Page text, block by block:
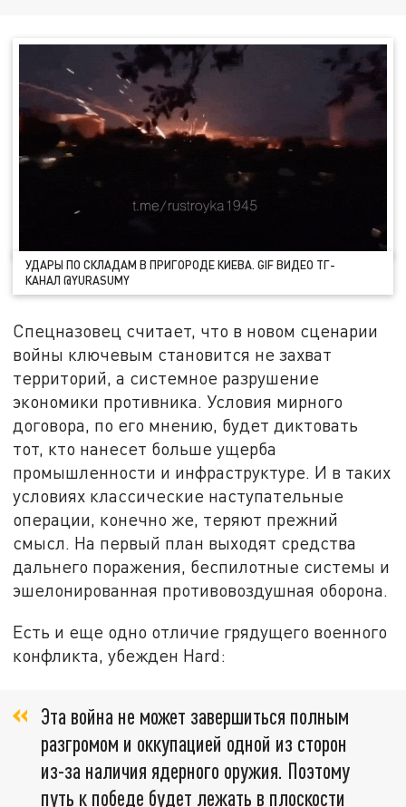
УДАРЫ ПО СКЛАДАМ В ПРИГОРОДЕ КИЕВА. GIF ВИДЕО ТГ-
КАНАЛ @YURASUMY
Спецназовец считает, что в новом сценарии
войны ключевым становится не захват
территорий, а системное разрушение
экономики противника. Условия мирного
договора, по его мнению, будет диктовать
тот, кто нанесет больше ущерба
промышленности и инфраструктуре. И в таких
условиях классические наступательные
операции, конечно же, теряют прежний
смысл. На первый план выходят средства
дальнего поражения, беспилотные системы и
эшелонированная противовоздушная оборона.
Есть и еще одно отличие грядущего военного
конфликта, убежден Hard:
Эта война не может завершиться полным
разгромом и оккупацией одной из сторон
из-за наличия ядерного оружия. Поэтому
путь к победе будет лежать в плоскости